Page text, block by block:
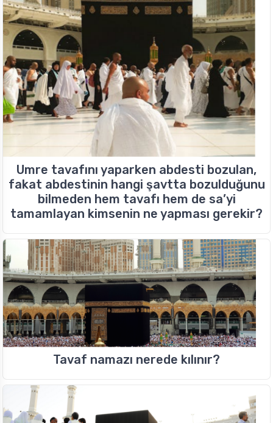
Umre tavafını yaparken abdesti bozulan,
fakat abdestinin hangi şavtta bozulduğunu
bilmeden hem tavafı hem de sa’yi
tamamlayan kimsenin ne yapması gerekir?
Tavaf namazı nerede kılınır?